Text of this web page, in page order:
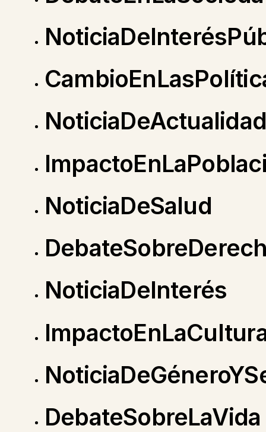
NoticiaDeSalud
NoticiaDeInterés
DebateSobreLaVida